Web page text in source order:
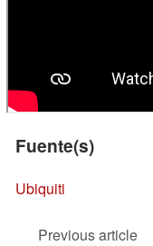
Fuente(s)
Ubiquiti
Previous article